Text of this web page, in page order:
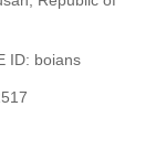
ID: boians